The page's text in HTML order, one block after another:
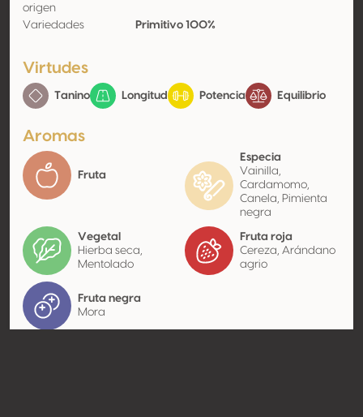
origen
Variedades Primitivo 100%
Virtudes
Tanino Longitud Potencia Equilibrio
Aromas
Fruta
Especia
Vainilla,
Cardamomo,
Canela, Pimienta
negra
Vegetal
Hierba seca,
Mentolado
Fruta roja
Cereza, Arándano
agrio
Fruta negra
Mora